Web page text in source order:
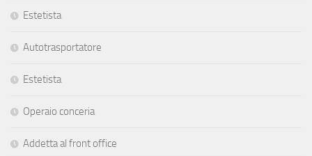
Estetista
Autotrasportatore
Estetista
Operaio conceria
Addetta al front office